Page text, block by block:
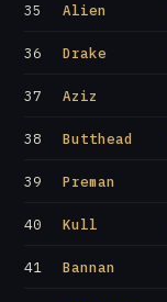
35 Alien
36 Drake
37 Aziz
38 Butthead
39 Preman
40 Kull
41 Bannan